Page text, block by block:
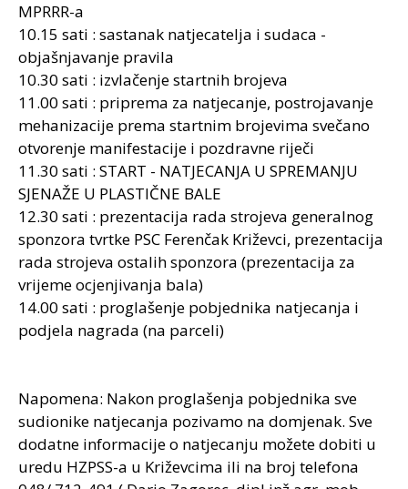
MPRRR-a
10.15 sati : sastanak natjecatelja i sudaca -
objašnjavanje pravila
10.30 sati : izvlačenje startnih brojeva
11.00 sati : priprema za natjecanje, postrojavanje
mehanizacije prema startnim brojevima svečano
otvorenje manifestacije i pozdravne riječi
11.30 sati : START - NATJECANJA U SPREMANJU
SJENAŽE U PLASTIČNE BALE
12.30 sati : prezentacija rada strojeva generalnog
sponzora tvrtke PSC Ferenčak Križevci, prezentacija
rada strojeva ostalih sponzora (prezentacija za
vrijeme ocjenjivanja bala)
14.00 sati : proglašenje pobjednika natjecanja i
podjela nagrada (na parceli)
Napomena: Nakon proglašenja pobjednika sve
sudionike natjecanja pozivamo na domjenak. Sve
dodatne informacije o natjecanju možete dobiti u
uredu HZPSS-a u Križevcima ili na broj telefona